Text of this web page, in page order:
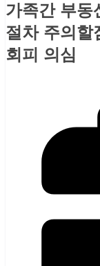
가족간 부동
절차 주의할
회피 의심